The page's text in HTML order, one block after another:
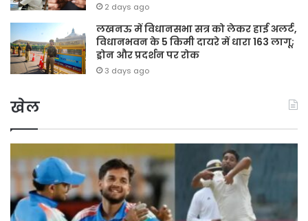
2 days ago
लखनऊ में विधानसभा सत्र को लेकर हाई अलर्ट,
विधानभवन के 5 किमी दायरे में धारा 163 लागू;
ड्रोन और प्रदर्शन पर रोक
3 days ago
खेल